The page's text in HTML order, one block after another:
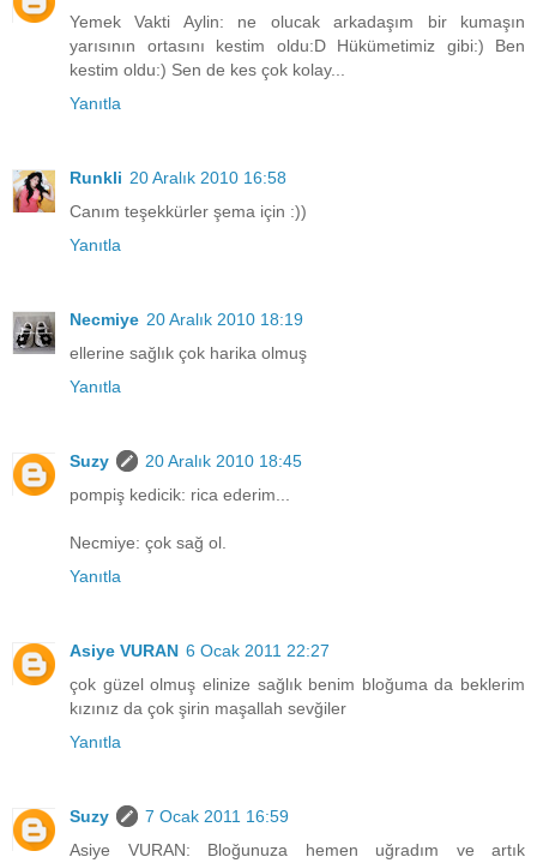
Yemek Vakti Aylin: ne olucak arkadaşım bir kumaşın
yarısının ortasını kestim oldu:D Hükümetimiz gibi:) Ben
kestim oldu:) Sen de kes çok kolay...
Yanıtla
Runkli 20 Aralık 2010 16:58
Canım teşekkürler şema için :))
Yanıtla
Necmiye 20 Aralık 2010 18:19
ellerine sağlık çok harika olmuş
Yanıtla
Suzy
20 Aralık 2010 18:45
pompiş kedicik: rica ederim...
Necmiye: çok sağ ol.
Yanıtla
Asiye VURAN 6 Ocak 2011 22:27
çok güzel olmuş elinize sağlık benim bloğuma da beklerim
kızınız da çok şirin maşallah sevğiler
Yanıtla
Suzy
7 Ocak 2011 16:59
Asiye VURAN: Bloğunuza hemen uğradım ve artık